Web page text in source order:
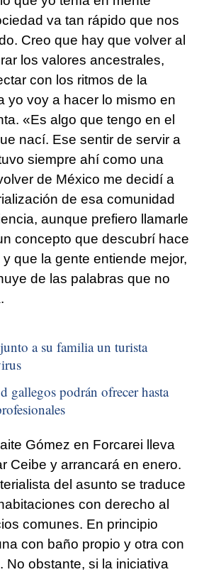
va tan rápido que nos
Creo que hay que volver al
los valores ancestrales,
con los ritmos de la
yo voy a hacer lo mismo en
«Es algo que tengo en el
nací. Ese sentir de servir a
siempre ahí como una
de México me decidí a
de esa comunidad
aunque prefiero llamarle
concepto que descubrí hace
que la gente entiende mejor,
de las palabras que no
a su familia un turista
gallegos podrán ofrecer hasta
Gómez en Forcarei lleva
Ceibe y arrancará en enero.
del asunto se traduce
con derecho al
comunes. En principio
con baño propio y otra con
No obstante, si la iniciativa